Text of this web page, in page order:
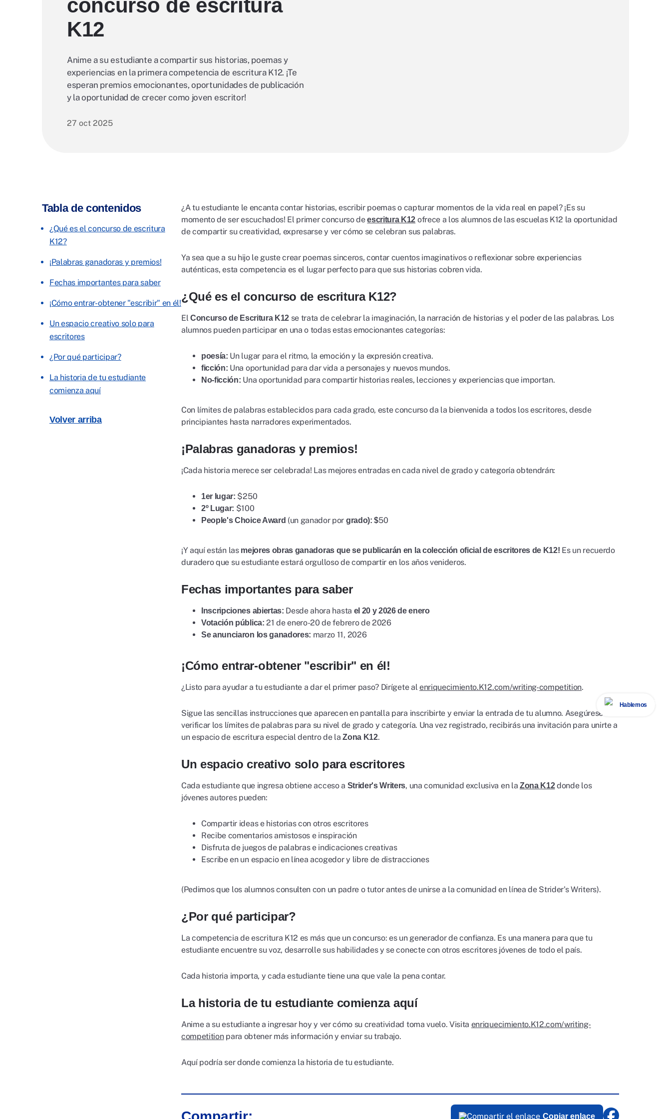
concurso de escritura
K12
Anime a su estudiante a compartir sus historias, poemas y
experiencias en la primera competencia de escritura K12. ¡Te
esperan premios emocionantes, oportunidades de publicación
y la oportunidad de crecer como joven escritor!
27 oct 2025
Tabla de contenidos
¿Qué es el concurso de escritura
K12?
¡Palabras ganadoras y premios!
Fechas importantes para saber
¡Cómo entrar-obtener "escribir" en él!
Un espacio creativo solo para
escritores
¿Por qué participar?
La historia de tu estudiante
comienza aquí
Volver arriba
¿A tu estudiante le encanta contar historias, escribir poemas o capturar momentos de la vida real en papel? ¡Es su
momento de ser escuchados! El primer concurso deescritura K12 ofrece a los alumnos de las escuelas K12 la oportunidad
de compartir su creatividad, expresarse y ver cómo se celebran sus palabras.
Ya sea que a su hijo le guste crear poemas sinceros, contar cuentos imaginativos o reflexionar sobre experiencias
auténticas, esta competencia es el lugar perfecto para que sus historias cobren vida.
¿Qué es el concurso de escritura K12?
ElConcurso de Escritura K12 se trata de celebrar la imaginación, la narración de historias y el poder de las palabras. Los
alumnos pueden participar en una o todas estas emocionantes categorías:
poesía: Un lugar para el ritmo, la emoción y la expresión creativa.
ficción: Una oportunidad para dar vida a personajes y nuevos mundos.
No-ficción: Una oportunidad para compartir historias reales, lecciones y experiencias que importan.
Con límites de palabras establecidos para cada grado, este concurso da la bienvenida a todos los escritores, desde
principiantes hasta narradores experimentados.
¡Palabras ganadoras y premios!
¡Cada historia merece ser celebrada! Las mejores entradas en cada nivel de grado y categoría obtendrán:
1er lugar: $250
2º Lugar: $100
People's Choice Award (un ganador por grado): $50
¡Y aquí están las mejores obras ganadoras que se publicarán en la colección oficial de escritores de K12! Es un recuerdo
duradero que su estudiante estará orgulloso de compartir en los años venideros.
Fechas importantes para saber
Inscripciones abiertas: Desde ahora hasta el 20 y 2026 de enero
Votación pública: 21 de enero-20 de febrero de 2026
Se anunciaron los ganadores: marzo 11, 2026
¡Cómo entrar-obtener "escribir" en él!
¿Listo para ayudar a tu estudiante a dar el primer paso? Dirígete al enriquecimiento.K12.com/writing-competition.
Sigue las sencillas instrucciones que aparecen en pantalla para inscribirte y enviar la entrada de tu alumno. Asegúrese de
verificar los límites de palabras para su nivel de grado y categoría. Una vez registrado, recibirás una invitación para unirte a
un espacio de escritura especial dentro de laZona K12.
Un espacio creativo solo para escritores
Cada estudiante que ingresa obtiene acceso a Strider's Writers, una comunidad exclusiva en la Zona K12donde los
jóvenes autores pueden:
Compartir ideas e historias con otros escritores
Recibe comentarios amistosos e inspiración
Disfruta de juegos de palabras e indicaciones creativas
Escribe en un espacio en línea acogedor y libre de distracciones
(Pedimos que los alumnos consulten con un padre o tutor antes de unirse a la comunidad en línea de Strider's Writers).
¿Por qué participar?
La competencia de escritura K12 es más que un concurso: es un generador de confianza. Es una manera para que tu
estudiante encuentre su voz, desarrolle sus habilidades y se conecte con otros escritores jóvenes de todo el país.
Cada historia importa, y cada estudiante tiene una que vale la pena contar.
La historia de tu estudiante comienza aquí
Anime a su estudiante a ingresar hoy y ver cómo su creatividad toma vuelo. Visita enriquecimiento.K12.com/writing-
competitionpara obtener más información y enviar su trabajo.
Aquí podría ser donde comienza la historia de tu estudiante.
Copiar enlace
Hablemos